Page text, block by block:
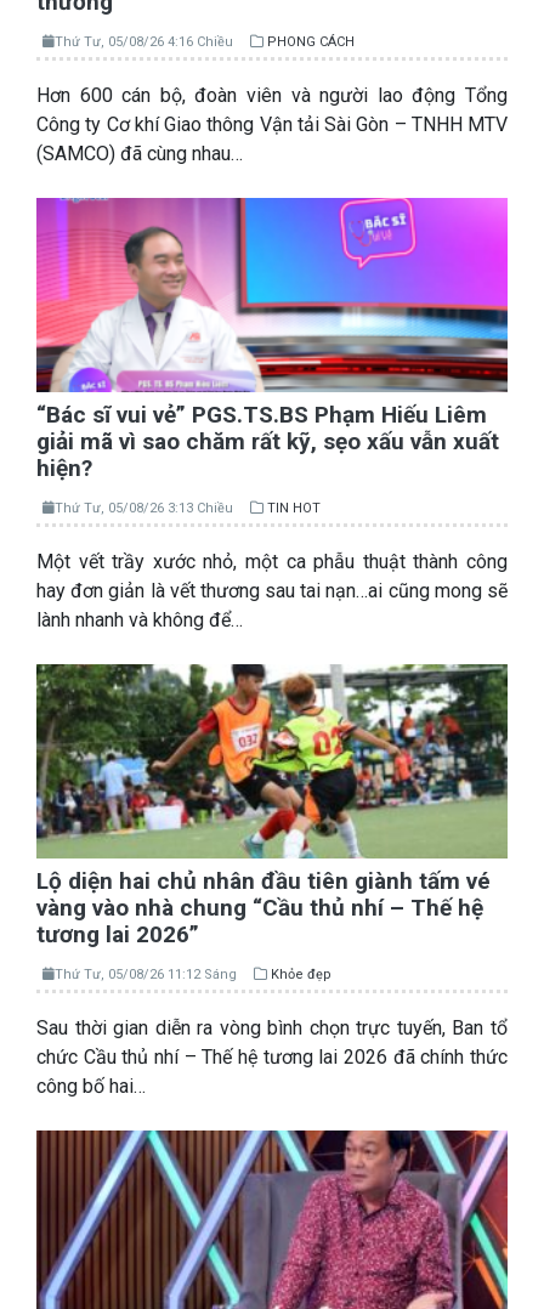
Thứ Tư, 05/08/26 4:16 Chiều PHONG CÁCH
Hơn 600 cán bộ, đoàn viên và người lao động Tổng
Công ty Cơ khí Giao thông Vận tải Sài Gòn – TNHH MTV
(SAMCO) đã cùng nhau…
“Bác sĩ vui vẻ” PGS.TS.BS Phạm Hiếu Liêm
giải mã vì sao chăm rất kỹ, sẹo xấu vẫn xuất
hiện?
Thứ Tư, 05/08/26 3:13 Chiều TIN HOT
Một vết trầy xước nhỏ, một ca phẫu thuật thành công
hay đơn giản là vết thương sau tai nạn…ai cũng mong sẽ
lành nhanh và không để…
Lộ diện hai chủ nhân đầu tiên giành tấm vé
vàng vào nhà chung “Cầu thủ nhí – Thế hệ
tương lai 2026”
Thứ Tư, 05/08/26 11:12 Sáng Khỏe đẹp
Sau thời gian diễn ra vòng bình chọn trực tuyến, Ban tổ
chức Cầu thủ nhí – Thế hệ tương lai 2026 đã chính thức
công bố hai…